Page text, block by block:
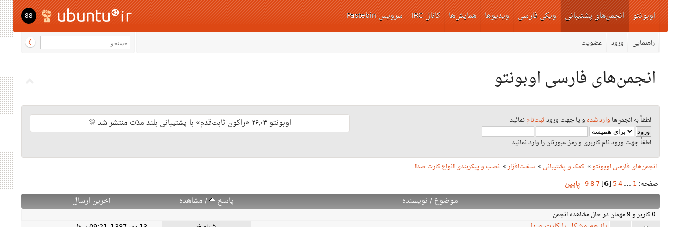
اوبونتو انجمن‌های پشتیبانی
راهنمایی ورود عضویت
ویکی فارسی ویدیوها همایش‌ها کانال IRC سرویس Pastebin 88
انجمن‌های فارسی اوبونتو
لطفاً به انجمن‌ها وارد شده و یا جهت ورودثبت‌نامنمائید
لطفاً جهت ورود نام کاربری و رمز عبورتان را وارد نمائید
اوبونتو ۲۶٫۰۴ «راکون ثابت‌قدم» با پشتیبانی بلند مدّت منتشر شد 🎊
انجمن‌های فارسی اوبونتو» کمک و پشتیبانی» سخت‌افزار» نصب و پیکربندی انواع کارت صدا
صفحه: 1
...
4
5
[
6
]
7
8
9 پایین
موضوع/نویسنده پاسخ /مشاهده آخرین ارسال
0 کاربر و 9 مهمان در حال مشاهده انجمن